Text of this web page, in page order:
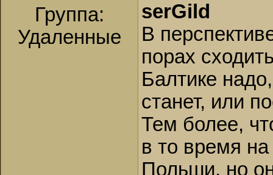
Группа:
Удаленные
serGild
В
порах
Балтике
станет, или
Тем более,
в то время
Польши, но